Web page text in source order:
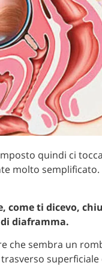
quindi ci
molto
come ti dicevo,
diaframma.
che sembra un